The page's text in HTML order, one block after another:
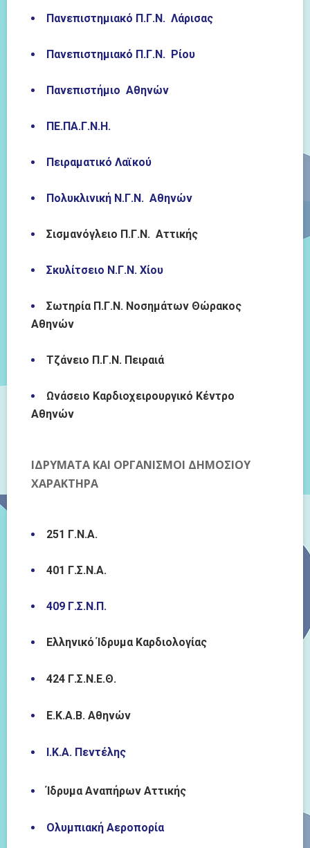
Πανεπιστημιακό Π.Γ.Ν. Λάρισας
Πανεπιστημιακό Π.Γ.Ν. Ρίου
Πανεπιστήμιο Αθηνών
ΠΕ.ΠΑ.Γ.Ν.Η.
Πειραματικό Λαϊκού
Πολυκλινική Ν.Γ.Ν. Αθηνών
Σισμανόγλειο Π.Γ.Ν. Αττικής
Σκυλίτσειο Ν.Γ.Ν. Χίου
Σωτηρία Π.Γ.Ν. Νοσημάτων Θώρακος
Αθηνών
Τζάνειο Π.Γ.Ν. Πειραιά
Ωνάσειο Καρδιοχειρουργικό Κέντρο
Αθηνών
ΙΔΡΥΜΑΤΑ ΚΑΙ ΟΡΓΑΝΙΣΜΟΙ ΔΗΜΟΣΙΟΥ
ΧΑΡΑΚΤΗΡΑ
251 Γ.Ν.Α.
401 Γ.Σ.Ν.Α.
409 Γ.Σ.Ν.Π.
Ελληνικό Ίδρυμα Καρδιολογίας
424 Γ.Σ.Ν.Ε.Θ.
Ε.Κ.Α.Β. Αθηνών
Ι.Κ.Α. Πεντέλης
Ίδρυμα Αναπήρων Αττικής
Ολυμπιακή Αεροπορία